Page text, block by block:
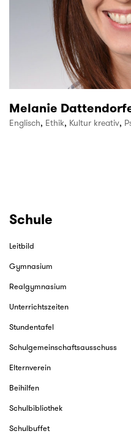
Melanie
Englisch, Ethik, Kultur kreativ,
Schule
Leitbild
Gymnasium
Realgymnasium
Unterrichtszeiten
Stundentafel
Schulgemeinschaftsausschuss
Elternverein
Beihilfen
Schulbibliothek
Schulbuffet